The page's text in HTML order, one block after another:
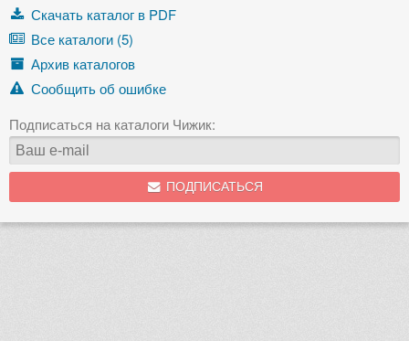
Скачать каталог в PDF
Все каталоги (5)
Архив каталогов
Сообщить об ошибке
Подписаться на каталоги Чижик:
ПОДПИСАТЬСЯ